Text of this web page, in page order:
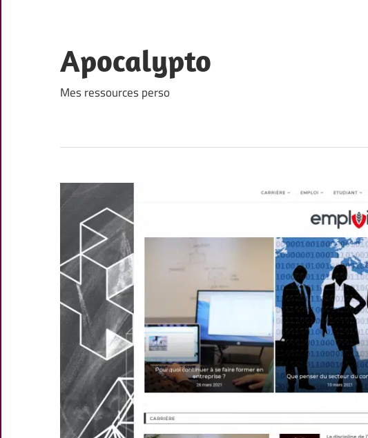
content
Apocalypto
Mes ressources perso